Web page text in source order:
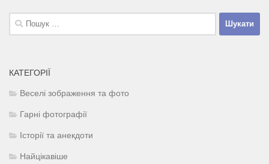
Пошук:
КАТЕГОРІЇ
Веселі зображення та фото
Гарні фотографії
Історії та анекдоти
Найцікавіше